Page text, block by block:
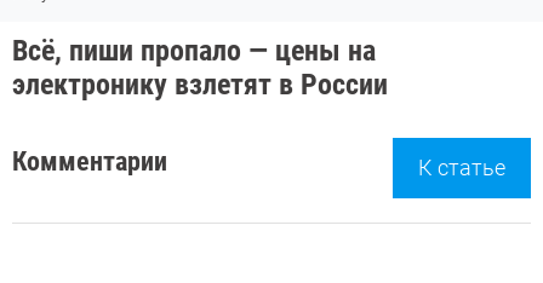
Всё, пиши пропало — цены на
электронику взлетят в России
Комментарии К статье